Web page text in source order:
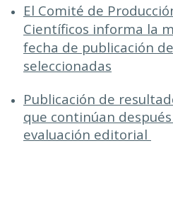
El Comité de
Científicos informa la
fecha de publicación
seleccionadas
Publicación de
que continúan
evaluación editorial